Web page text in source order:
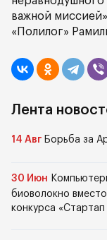
важной
«Полилог»
Лента
14 Авг Борьба за
30 Июн
биоволокно
конкурса